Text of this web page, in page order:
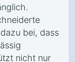
bei, dass
nicht nur